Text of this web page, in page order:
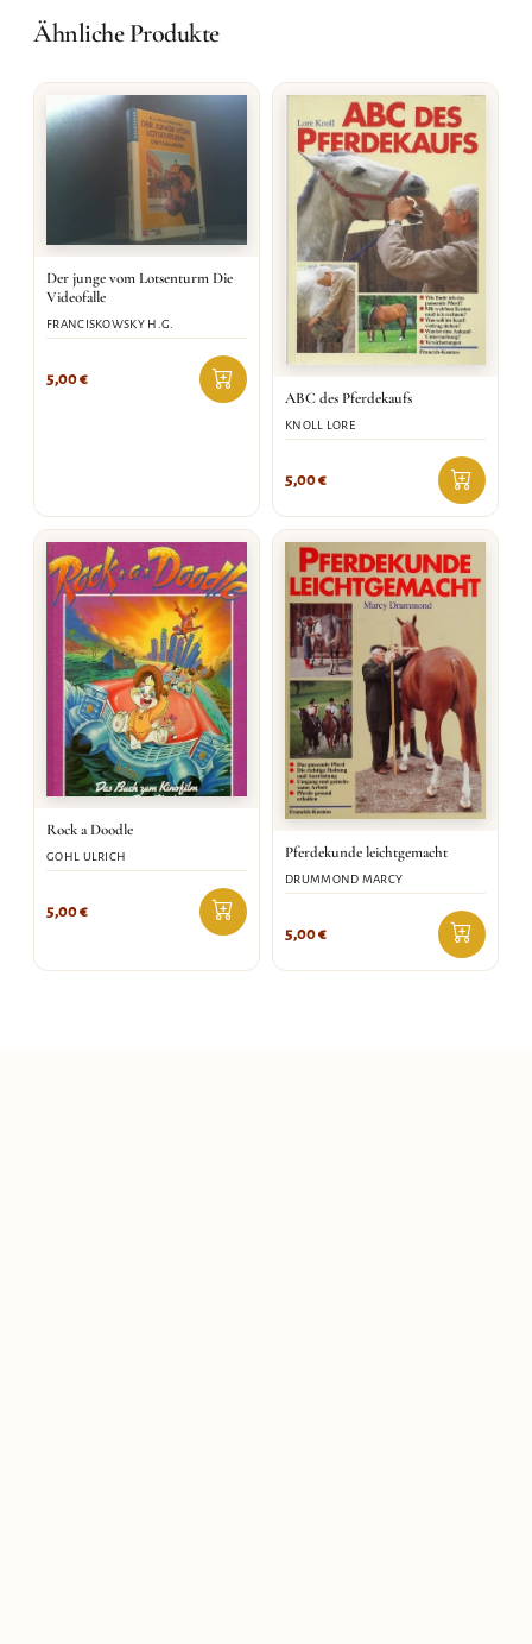
Ähnliche Produkte
Der junge vom Lotsenturm Die
Videofalle
FRANCISKOWSKY H.G.
5,00€
ABC des Pferdekaufs
KNOLL LORE
5,00€
Rock a Doodle
GOHL ULRICH
5,00€
Pferdekunde leichtgemacht
DRUMMOND MARCY
5,00€